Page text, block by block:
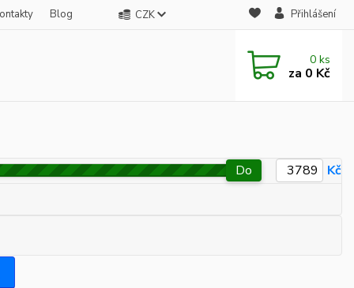
Blog CZK Přihlášení
0 ks
za 0 Kč
Do Kč